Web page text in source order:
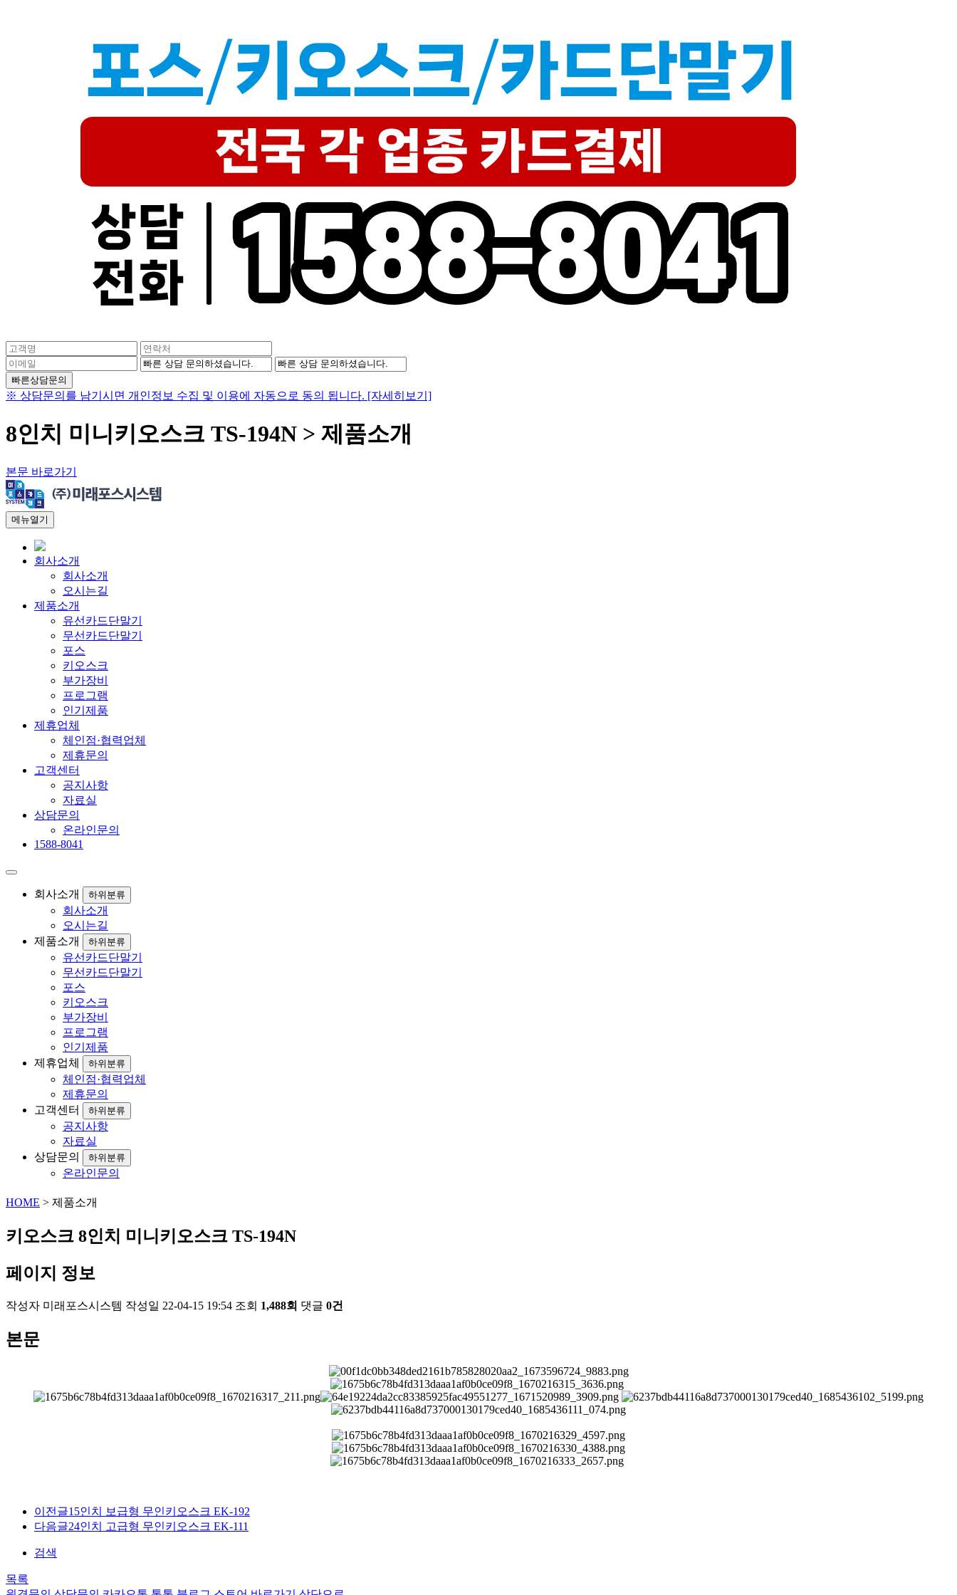
빠른상담문의
※ 상담문의를 남기시면 개인정보 수집 및 이용에 자동으로 동의 됩니다. [자세히보기]
8인치 미니키오스크 TS-194N > 제품소개
본문 바로가기
메뉴열기
회사소개
회사소개
오시는길
제품소개
유선카드단말기
무선카드단말기
포스
키오스크
부가장비
프로그램
인기제품
제휴업체
체인점·협력업체
제휴문의
고객센터
공지사항
자료실
상담문의
온라인문의
1588-8041
회사소개 하위분류
회사소개
오시는길
제품소개
하위분류
유선카드단말기
무선카드단말기
포스
키오스크
부가장비
프로그램
인기제품
제휴업체
하위분류
체인점·협력업체
제휴문의
고객센터
하위분류
공지사항
자료실
상담문의
하위분류
온라인문의
HOME > 제품소개
키오스크 8인치 미니키오스크 TS-194N
페이지 정보
작성자 미래포스시스템 작성일 22-04-15 19:54 조회 1,488회 댓글 0건
본문
이전글15인치 보급형 무인키오스크 EK-192
다음글24인치 고급형 무인키오스크 EK-111
검색
목록